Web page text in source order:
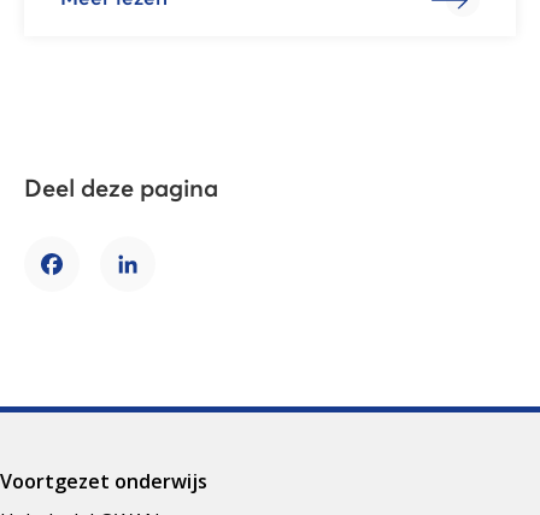
Deel deze pagina
FacebookLinkedIn
Voortgezet onderwijs